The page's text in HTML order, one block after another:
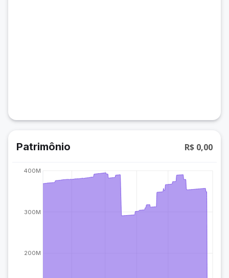
Patrimônio R$ 0,00
200M
300M
400M